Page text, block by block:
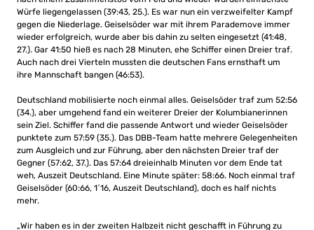
Würfe liegengelassen (39:43, 25.). Es war nun ein verzweifelter Kampf
gegen die Niederlage. Geiselsöder war mit ihrem Parademove immer
wieder erfolgreich, wurde aber bis dahin zu selten eingesetzt (41:48,
27.). Gar 41:50 hieß es nach 28 Minuten, ehe Schiffer einen Dreier traf.
Auch nach drei Vierteln mussten die deutschen Fans ernsthaft um
ihre Mannschaft bangen (46:53).
Deutschland mobilisierte noch einmal alles. Geiselsöder traf zum 52:56
(34.), aber umgehend fand ein weiterer Dreier der Kolumbianerinnen
sein Ziel. Schiffer fand die passende Antwort und wieder Geiselsöder
punktete zum 57:59 (35.). Das DBB-Team hatte mehrere Gelegenheiten
zum Ausgleich und zur Führung, aber den nächsten Dreier traf der
Gegner (57:62, 37.). Das 57:64 dreieinhalb Minuten vor dem Ende tat
weh, Auszeit Deutschland. Eine Minute später: 58:66. Noch einmal traf
Geiselsöder (60:66, 1´16, Auszeit Deutschland), doch es half nichts
mehr.
„Wir haben es in der zweiten Halbzeit nicht geschafft in Führung zu